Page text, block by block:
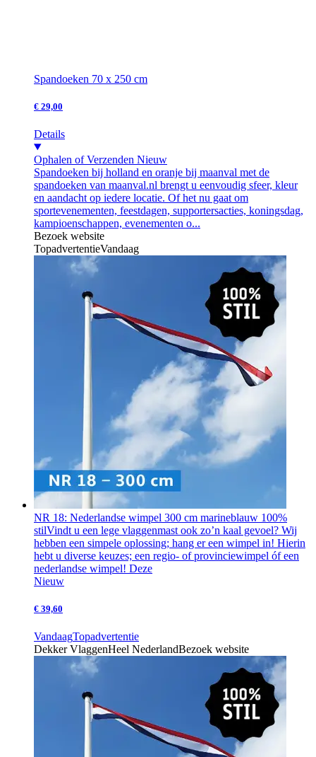
Spandoeken 70 x 250 cm
€ 29,00
Details
Ophalen of Verzenden Nieuw
Spandoeken bij holland en oranje bij maanval met de
spandoeken van maanval.nl brengt u eenvoudig sfeer, kleur
en aandacht op iedere locatie. Of het nu gaat om
sportevenementen, feestdagen, supportersacties, koningsdag,
kampioenschappen, evenementen o...
Bezoek website
TopadvertentieVandaag
NR 18: Nederlandse wimpel 300 cm marineblauw 100%
stilVindt u een lege vlaggenmast ook zo’n kaal gevoel? Wij
hebben een simpele oplossing; hang er een wimpel in! Hierin
hebt u diverse keuzes; een regio- of provinciewimpel óf een
nederlandse wimpel! Deze
Nieuw
€ 39,60
VandaagTopadvertentie
Dekker VlaggenHeel NederlandBezoek website